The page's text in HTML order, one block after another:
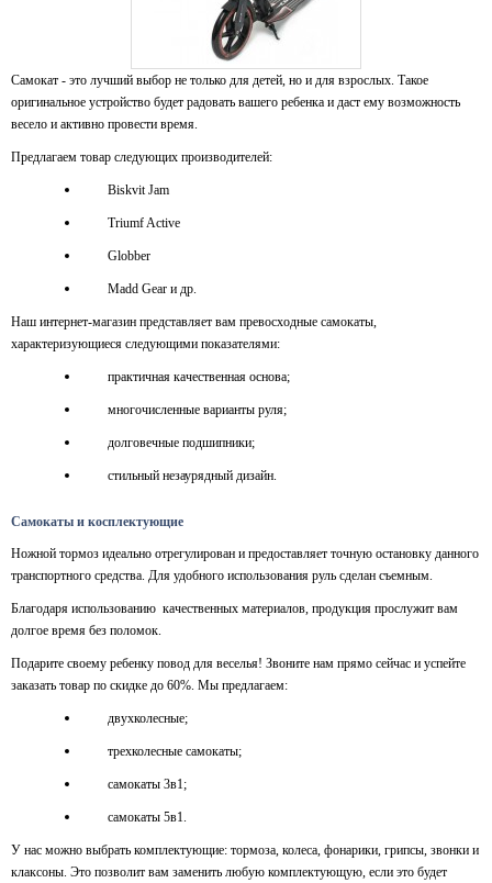
Самокат - это лучший выбор не только для детей, но и для взрослых. Такое
оригинальное устройство будет радовать вашего ребенка и даст ему возможность
весело и активно провести время.
Предлагаем товар следующих производителей:
Biskvit Jam
Triumf Active
Globber
Madd Gear и др.
Наш интернет-магазин представляет вам превосходные самокаты,
характеризующиеся следующими показателями:
практичная качественная основа;
многочисленные варианты руля;
долговечные подшипники;
стильный незаурядный дизайн.
Самокаты и косплектующие
Ножной тормоз идеально отрегулирован и предоставляет точную остановку данного
транспортного средства. Для удобного использования руль сделан съемным.
Благодаря использованию качественных материалов, продукция прослужит вам
долгое время без поломок.
Подарите своему ребенку повод для веселья! Звоните нам прямо сейчас и успейте
заказать товар по скидке до 60%. Мы предлагаем:
двухколесные;
трехколесные самокаты;
самокаты 3в1;
самокаты 5в1.
У нас можно выбрать комплектующие: тормоза, колеса, фонарики, грипсы, звонки и
клаксоны. Это позволит вам заменить любую комплектующую, если это будет